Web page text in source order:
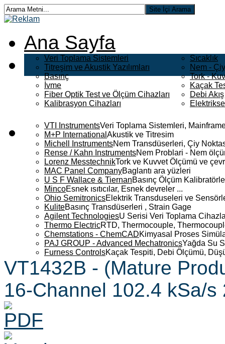
Ana Sayfa
Veri Toplama Sistemleri
Titreşim ve Akustik Yazılımları
Basınç
İvme
Fiber Optik Test ve Ölçüm Cihazları
Kalibrasyon Cihazları
Sıcaklık
Nem -
Tork -
Kaçak
Debi Akış
VTI InstrumentsVeri Toplama Sistemleri,
M+P International Akustik ve Titresim
Michell InstrumentsNem Transdüserleri, Çiy
Rense / Kahn InstrumentsNem Problari - Nem
Lorenz MesstechnikTork ve Kuvvet Ölçümü ve
MAC Panel CompanyBaglantı ara yüzleri
U S F Wallace & TiernanBasınç Ölçüm
MincoEsnek ısıtıcılar, Esnek devreler ...
Ohio SemitronicsElektrik Transduseleri ve
KuliteBasınç Transdüserleri , Strain Gage
Agilent TechnologiesU Serisi Veri Toplama
Thermo ElectricRTD, Thermocouple,
Chemstations - ChemCADKimyasal Proses
PAJ GROUP - Advanced MechatronicsYağda Su
Furness ControlsKaçak Tespiti, Debi Ölçümü,
VT1432B - (Mature
16-Channel 102.4 kSa/